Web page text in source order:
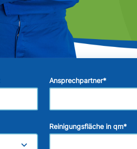
Ansprechpartner*
Reinigungsfläche in qm*